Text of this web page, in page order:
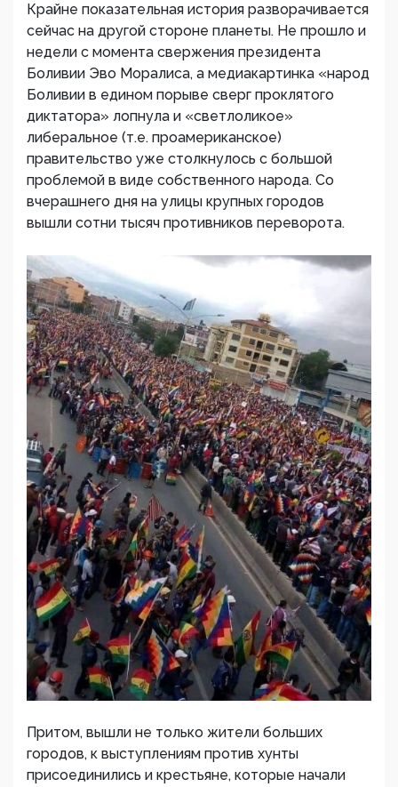
Крайне показательная история разворачивается
сейчас на другой стороне планеты. Не прошло и
недели с момента свержения президента
Боливии Эво Моралиса, а медиакартинка «народ
Боливии в едином порыве сверг проклятого
диктатора» лопнула и «светлоликое»
либеральное (т.е. проамериканское)
правительство уже столкнулось с большой
проблемой в виде собственного народа. Со
вчерашнего дня на улицы крупных городов
вышли сотни тысяч противников переворота.
Притом, вышли не только жители больших
городов, к выступлениям против хунты
присоединились и крестьяне, которые начали